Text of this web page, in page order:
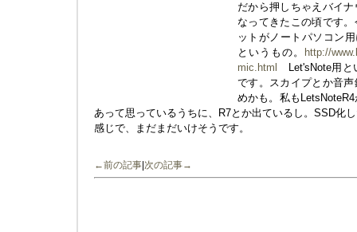
だから押しちゃえバイ
なってきたこの頃です
ットがノートパソコン
というもの。
http://
mic.html
Let'sNote用と
です。スカイプとか音
めかも。私も
あって思っているうちに、R7とか出ているし。SSD化
感じで、まだまだいけそうです。
←前の記事 次の記事→